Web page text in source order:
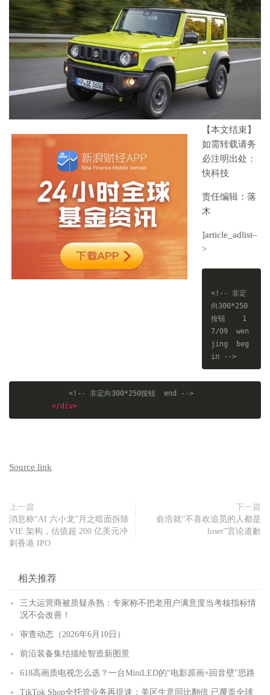
【本文结束】
如需转载请务
必注明出处：
快科技
责任编辑：落
木
]article_adlist–
>
<!-- 非定
向300*250
按钮    1
7/09  wen
jing  beg
in -->
<!-- 非定向300*250按钮  end -->
</div>
Source link
上一篇
消息称“AI 六小龙”月之暗面拆除
VIE 架构，估值超 200 亿美元冲
刺香港 IPO
下一篇
俞浩就“不喜欢追觅的人都是
loser”言论道歉
相关推荐
三大运营商被质疑杀熟：专家称不把老用户满意度当考核指标情
况不会改善！
审查动态（2026年6月10日）
前沿装备集结描绘智造新图景
618高画质电视怎么选？一台MiniLED的“电影原画+回音壁”思路
TikTok Shop全托管业务再提速：美区生意同比翻倍 已覆盖全球